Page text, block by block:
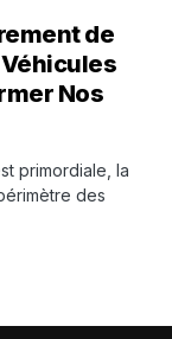
de
Nos
primordiale, la
des